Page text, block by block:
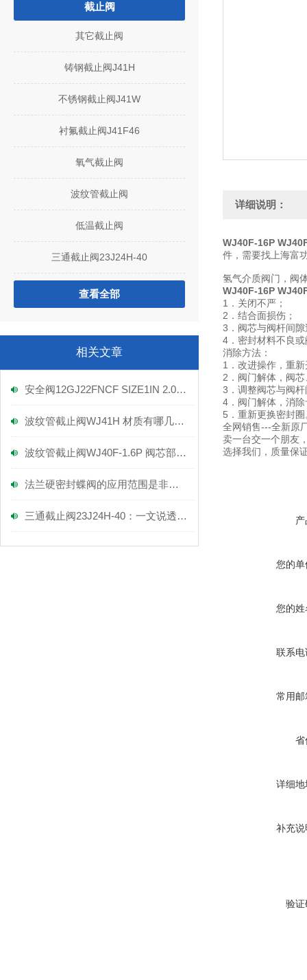
截止阀
其它截止阀
铸钢截止阀J41H
不锈钢截止阀J41W
衬氟截止阀J41F46
氧气截止阀
波纹管截止阀
低温截止阀
三通截止阀23J24H-40
查看全部
相关文章
安全阀12GJ22FNCF SIZE1IN 2.07MPA 产品实拍图
波纹管截止阀WJ41H 材质有哪几种？
波纹管截止阀WJ40F-1.6P 阀芯部件解剖图-上海富功阀门
法兰硬密封蝶阀的应用范围是非常广泛的
三通截止阀23J24H-40：一文说透，它的核心功能到底有多关键？
详细说明：
WJ40F-16P
件，需要找上海富
氢气介质阀门，阀
WJ40F-16P
1．关闭不严；
2．结合面损伤；
3．阀芯与阀杆间
4．密封材料不良
消除方法：
1．改进操作，重
2．阀门解体，阀
3．调整阀芯与阀
4．阀门解体，消
5．重新更换密封圈
全网销售---全新原
卖一台交一个朋友
选择我们，质量保
您的单
您的姓
联系电
常用邮
省
详细地
补充说
验证